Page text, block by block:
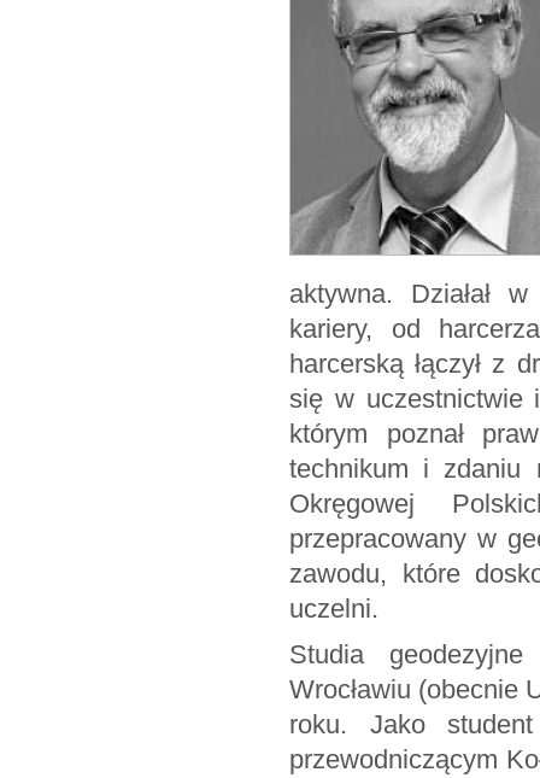
aktywna. Działał
kariery, od
harcerską łączył z
się w uczestnictwie
którym poznał
technikum i zdaniu
Okręgowej
przepracowany w
zawodu, które
uczelni.
Studia
Wrocławiu (obecnie
roku. Jako
przewodniczącym